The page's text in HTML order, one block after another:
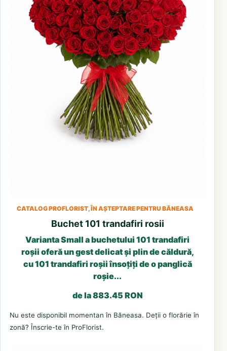
CATALOG PROFLORIST, ÎN AȘTEPTARE PENTRU BĂNEASA
Buchet 101 trandafiri rosii
Varianta Small a buchetului 101 trandafiri
roșii oferă un gest delicat și plin de căldură,
cu 101 trandafiri roșii însoțiți de o panglică
roșie...
de la 883.45 RON
Nu este disponibil momentan în Băneasa. Deții o florărie în
zonă? Înscrie-te în ProFlorist.